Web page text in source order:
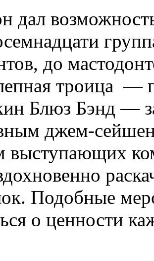
дал
до
троица —
Блюз Бэнд —
джем-
выступающих
Подобные
о ценности